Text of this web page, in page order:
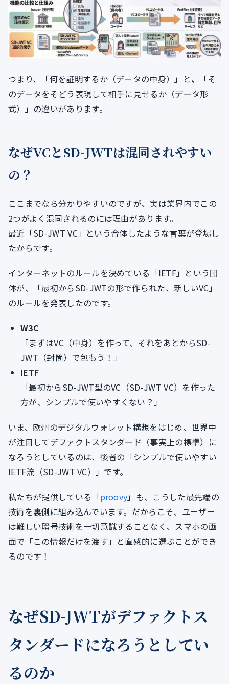
つまり、「何を証明するか（データの中身）」と、
「そ
のデータをそどう表現して相手に見せるか（データ形
式）」の違いがあります。
なぜVCとSD-JWTは混同されやすい
の？
ここまでなら分かりやすいのですが、実は業界内でこの
2つがよく混同されるのには理由があります。
最近「SD-JWT VC」という合体したような言葉が登場し
たからです。
インターネットのルールを決めている「IETF」という団
体が、「最初からSD-JWTの形で作られた、新しいVC」
のルールを発表したのです。
W3C
「まずはVC（中身）を作って、それをあとからSD-
JWT（封筒）で包もう！」
IETF
「最初からSD-JWT型のVC（SD-JWT VC）を作った
方が、シンプルで使いやすくない？」
いま、欧州のデジタルウォレット構想をはじめ、世界中
が注目してデファクトスタンダード（事実上の標準）に
なろうとしているのは、後者の「シンプルで使いやすい
IETF流（SD-JWT VC）」です。
私たちが提供している「proovy」も、こうした最先端の
技術を裏側に組み込んでいます。だからこそ、ユーザー
は難しい暗号技術を一切意識することなく、スマホの画
面で「この情報だけを渡す」と直感的に選ぶことができ
るのです！
なぜSD-JWTがデファクトス
タンダードになろうとしてい
るのか